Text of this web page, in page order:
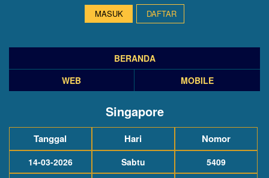
DAFTAR
BERANDA
WEB
MOBILE
Singapore
Tanggal Hari Nomor
14-03-2026 Sabtu
5409